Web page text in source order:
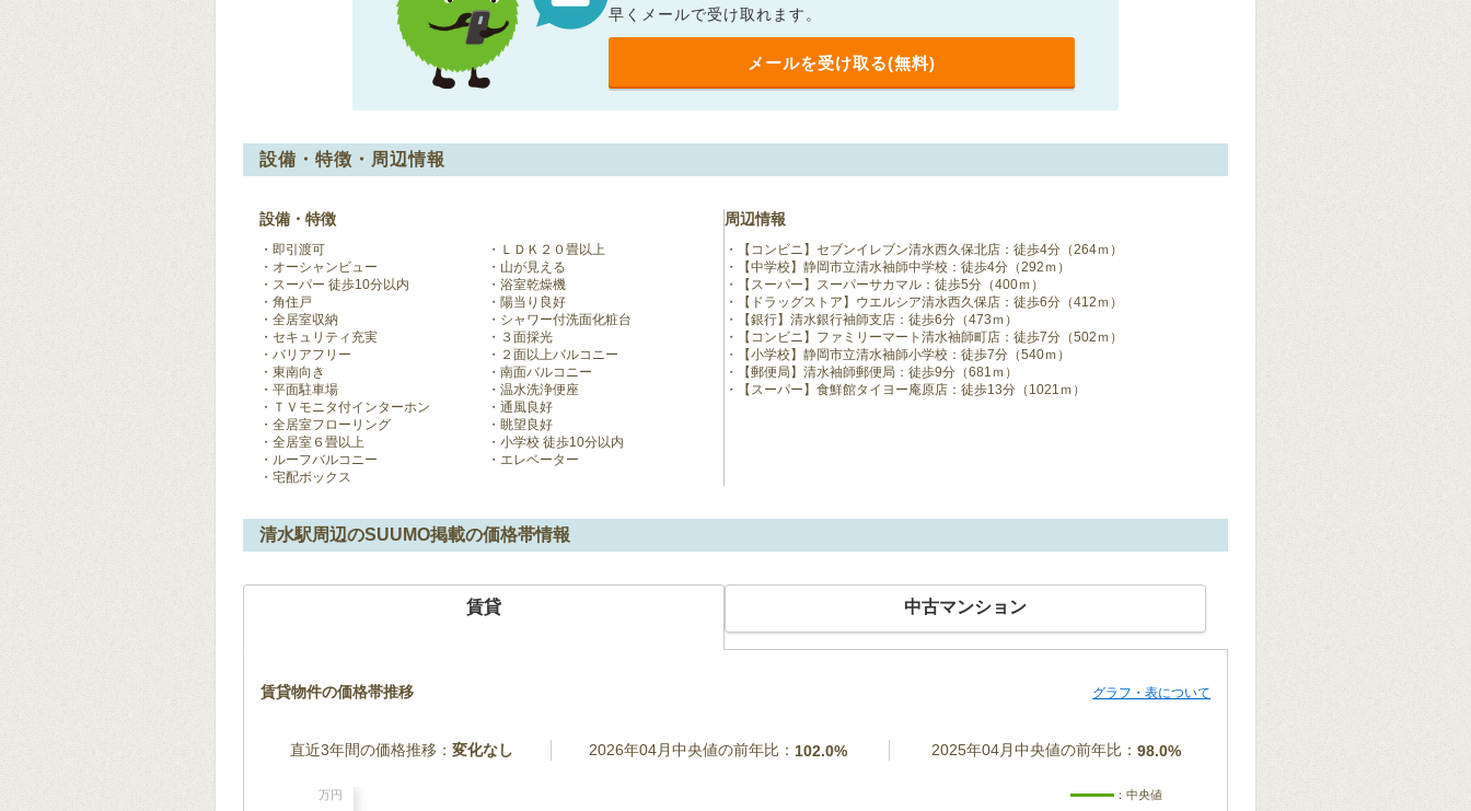
早くメールで受け取れます。
メールを受け取る(無料)
設備・特徴・周辺情報
設備・特徴
即引渡可
ＬＤＫ２０畳以上
オーシャンビュー
山が見える
スーパー 徒歩10分以内
浴室乾燥機
角住戸
陽当り良好
全居室収納
シャワー付洗面化粧台
セキュリティ充実
３面採光
バリアフリー
２面以上バルコニー
東南向き
南面バルコニー
平面駐車場
温水洗浄便座
ＴＶモニタ付インターホン
通風良好
全居室フローリング
眺望良好
全居室６畳以上
小学校 徒歩10分以内
ルーフバルコニー
エレベーター
宅配ボックス
周辺情報
【コンビニ】セブンイレブン清水西久保北店：徒歩4分（264ｍ）
【中学校】静岡市立清水袖師中学校：徒歩4分（292ｍ）
【スーパー】スーパーサカマル：徒歩5分（400ｍ）
【ドラッグストア】ウエルシア清水西久保店：徒歩6分（412ｍ）
【銀行】清水銀行袖師支店：徒歩6分（473ｍ）
【コンビニ】ファミリーマート清水袖師町店：徒歩7分（502ｍ）
【小学校】静岡市立清水袖師小学校：徒歩7分（540ｍ）
【郵便局】清水袖師郵便局：徒歩9分（681ｍ）
【スーパー】食鮮館タイヨー庵原店：徒歩13分（1021ｍ）
清水駅周辺のSUUMO掲載の価格帯情報
賃貸 中古マンション
賃貸物件の価格帯推移 グラフ・表について
直近3年間の価格推移： 変化なし 2026年04月中央値の前年比： 102.0% 2025年04月中央値の前年比： 98.0%
万円 ：中央値